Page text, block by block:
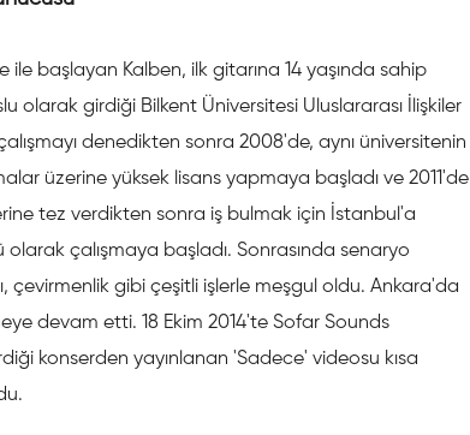
ile başlayan Kalben, ilk gitarına 14 yaşında sahip
olarak girdiği Bilkent Üniversitesi Uluslararası İlişkiler
denedikten sonra 2008'de, aynı üniversitenin
üzerine yüksek lisans yapmaya başladı ve 2011'de
tez verdikten sonra iş bulmak için İstanbul'a
çalışmaya başladı. Sonrasında senaryo
çevirmenlik gibi çeşitli işlerle meşgul oldu. Ankara'da
devam etti. 18 Ekim 2014'te Sofar Sounds
konserden yayınlanan 'Sadece' videosu kısa